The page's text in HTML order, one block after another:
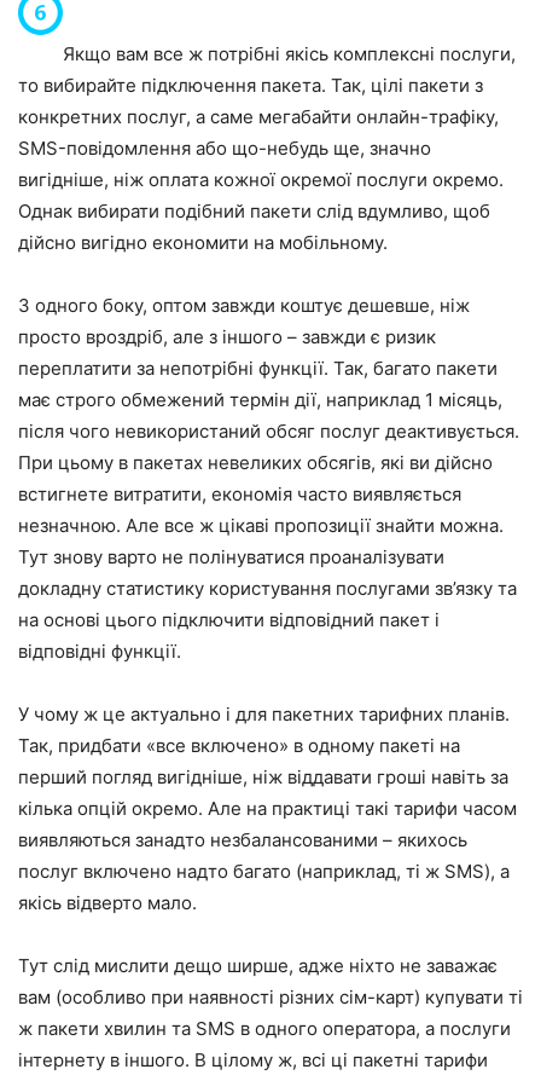
Якщо вам все ж потрібні якісь комплексні послуги,
то вибирайте підключення пакета. Так, цілі пакети з
конкретних послуг, а саме мегабайти онлайн-трафіку,
SMS-повідомлення або що-небудь ще, значно
вигідніше, ніж оплата кожної окремої послуги окремо.
Однак вибирати подібний пакети слід вдумливо, щоб
дійсно вигідно економити на мобільному.
З одного боку, оптом завжди коштує дешевше, ніж
просто вроздріб, але з іншого – завжди є ризик
переплатити за непотрібні функції. Так, багато пакети
має строго обмежений термін дії, наприклад 1 місяць,
після чого невикористаний обсяг послуг деактивується.
При цьому в пакетах невеликих обсягів, які ви дійсно
встигнете витратити, економія часто виявляється
незначною. Але все ж цікаві пропозиції знайти можна.
Тут знову варто не полінуватися проаналізувати
докладну статистику користування послугами зв’язку та
на основі цього підключити відповідний пакет і
відповідні функції.
У чому ж це актуально і для пакетних тарифних планів.
Так, придбати «все включено» в одному пакеті на
перший погляд вигідніше, ніж віддавати гроші навіть за
кілька опцій окремо. Але на практиці такі тарифи часом
виявляються занадто незбалансованими – якихось
послуг включено надто багато (наприклад, ті ж SMS), а
якісь відверто мало.
Тут слід мислити дещо ширше, адже ніхто не заважає
вам (особливо при наявності різних сім-карт) купувати ті
ж пакети хвилин та SMS в одного оператора, а послуги
інтернету в іншого. В цілому ж, всі ці пакетні тарифи